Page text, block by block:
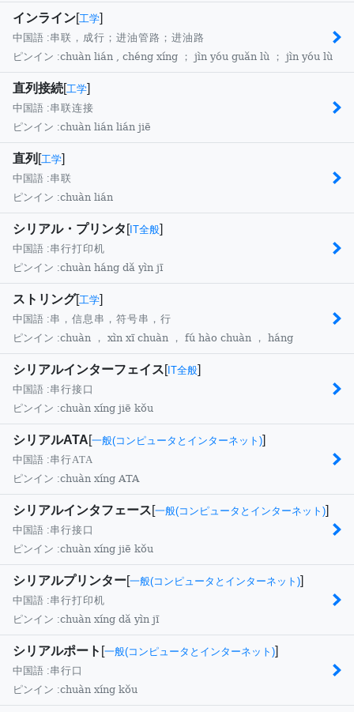
インライン[工学]
中国語 :串联，成行；进油管路；进油路
ピンイン :chuàn lián , chéng xíng ； jìn yóu guǎn lù ； jìn yóu lù
直列接続[工学]
中国語 :串联连接
ピンイン :chuàn lián lián jiē
直列 [工学]
中国語 :串联
ピンイン :chuàn lián
シリアル・プリンタ [ IT全般]
中国語 :串行打印机
ピンイン :chuàn háng dǎ yìn jī
ストリング[工学]
中国語 :串，信息串，符号串，行
ピンイン :chuàn ， xìn xī chuàn ， fú hào chuàn ， háng
シリアルインターフェイス[ IT全般]
中国語 :串行接口
ピンイン :chuàn xíng jiē kǒu
シリアルATA[一般(コンピュータとインターネット)]
中国語 :串行ATA
ピンイン :chuàn xíng ATA
シリアルインタフェース[一般(コンピュータとインターネット)]
中国語 :串行接口
ピンイン :chuàn xíng jiē kǒu
シリアルプリンター[一般(コンピュータとインターネット)]
中国語 :串行打印机
ピンイン :chuàn xíng dǎ yìn jī
シリアルポート [一般(コンピュータとインターネット)]
中国語 :串行口
ピンイン :chuàn xíng kǒu